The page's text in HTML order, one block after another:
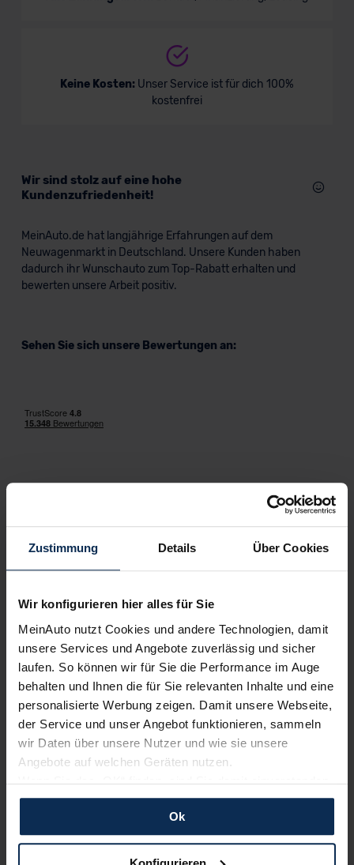
Zustimmung Details Über Cookies
Wir konfigurieren hier alles für Sie
MeinAuto nutzt Cookies und andere Technologien, damit
unsere Services und Angebote zuverlässig und sicher
laufen. So können wir für Sie die Performance im Auge
behalten und Ihnen die für Sie relevanten Inhalte und eine
personalisierte Werbung zeigen. Damit unsere Webseite,
der Service und unser Angebot funktionieren, sammeln
wir Daten über unsere Nutzer und wie sie unsere
Angebote auf welchen Geräten nutzen.
Wenn Sie das „OK“ finden, sind Sie damit einverstanden
und erlauben uns Cookies für unseren Service zu
verwenden und diese Daten an Dritte weiterzugeben,
etwa an unsere Marketingpartner. Falls Sie dem nicht
zustimmen möchten, beschränken wir uns auf die
Ok
Keine Kosten: Unser Service ist für dich 100%
kostenfrei
Wir sind stolz auf eine hohe
Kundenzufriedenheit!
MeinAuto.de hat langjährige Erfahrungen auf dem
Neuwagenmarkt in Deutschland. Unsere Kunden haben
dadurch ihr Wunschauto zum Top-Rabatt erhalten und
bewerten unsere Arbeit positiv.
Sehen Sie sich unsere Bewertungen an:
Nachrichten
deutlichem Preisanstieg
Mercedes-Benz wertet den GLE weiter auf. Der Wagen erhält
neben einem Facelift auch Updates bei der Technik. Allerdings
spiegelt sich die Modellpflege im Preis wider.